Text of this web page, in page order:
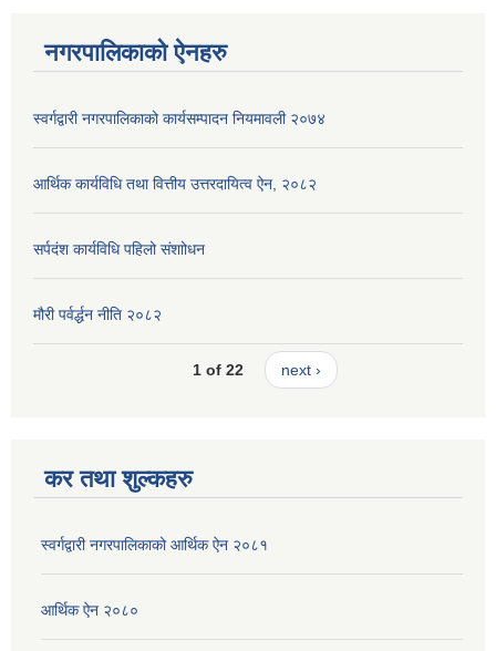
नगरपालिकाको ऐनहरु
स्वर्गद्वारी नगरपालिकाको कार्यसम्पादन नियमावली २०७४
आर्थिक कार्यविधि तथा वित्तीय उत्तरदायित्व ऐन, २०८२
सर्पदंश कार्यविधि पहिलो संशाोधन
मौरी पर्वर्द्धन नीति २०८२
1 of 22 next ›
कर तथा शुल्कहरु
स्वर्गद्वारी नगरपालिकाको आर्थिक ऐन २०८१
आर्थिक ऐन २०८०